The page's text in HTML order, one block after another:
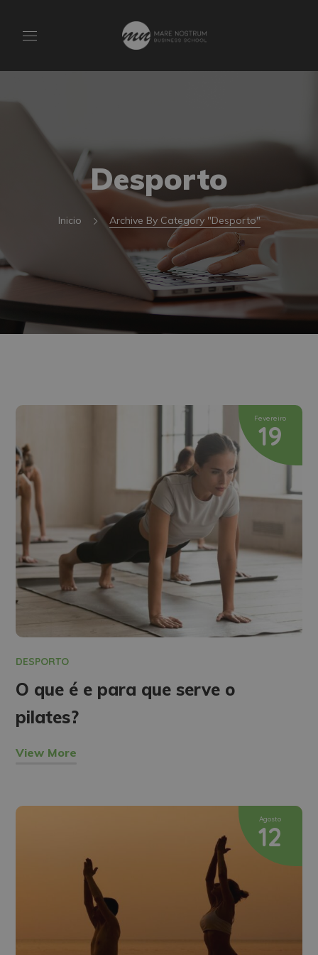
Desporto
Inicio Archive By Category "Desporto"
Fevereiro
19
DESPORTO
O que é e para que serve o
pilates?
View More
Agosto
12